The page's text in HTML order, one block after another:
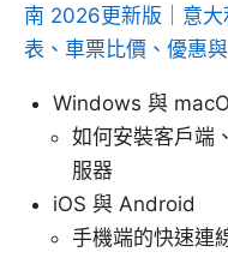
南 2026更新版｜意大
表、車票比價、優惠
Windows 與
如何安裝客戶端
服器
iOS 與 Android
手機端的快速連